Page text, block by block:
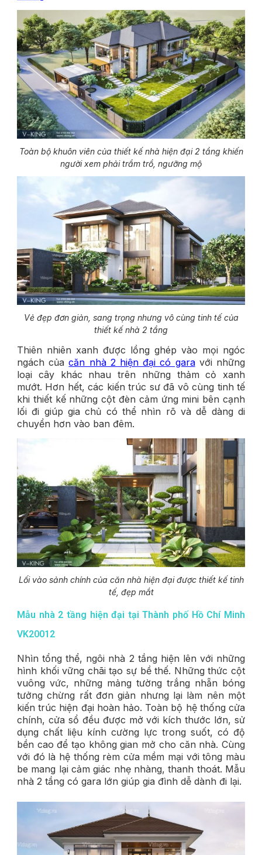
Toàn bộ khuôn viên của thiết kế nhà hiện đại 2 tầng khiến
người xem phải trầm trồ, ngưỡng mộ
Vẻ đẹp đơn giản, sang trọng nhưng vô cùng tinh tế của
thiết kế nhà 2 tầng
Thiên nhiên xanh được lồng ghép vào mọi ngóc
ngách củacăn nhà 2 hiện đại có garavới những
loại cây khác nhau trên những thảm cỏ xanh
mướt. Hơn hết, các kiến trúc sư đã vô cùng tinh tế
khi thiết kế những cột đèn cảm ứng mini bên cạnh
lối đi giúp gia chủ có thể nhìn rõ và dễ dàng di
chuyển hơn vào ban đêm.
Lối vào sảnh chính của căn nhà hiện đại được thiết kế tinh
tế, đẹp mắt
Mẫu nhà 2 tầng hiện đại tại Thành phố Hồ Chí Minh
VK20012
Nhìn tổng thể, ngôi nhà 2 tầng hiện lên với những
hình khối vững chãi tạo sự bề thế. Những thức cột
vuông vức, những mảng tường trắng nhẵn bóng
tưởng chừng rất đơn giản nhưng lại làm nên một
kiến trúc hiện đại hoàn hảo. Toàn bộ hệ thống cửa
chính, cửa sổ đều được mở với kích thước lớn, sử
dụng chất liệu kính cường lực trong suốt, có độ
bền cao để tạo không gian mở cho căn nhà. Cùng
với đó là hệ thống rèm cửa mềm mại với tông màu
be mang lại cảm giác nhẹ nhàng, thanh thoát. Mẫu
nhà 2 tầng có gara lớn giúp gia đình dễ dành đi lại.